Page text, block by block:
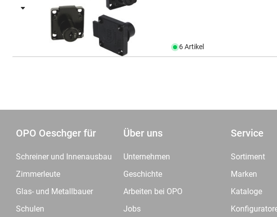
6 Artikel
OPO Oeschger für
Schreiner und Innenausbau
Zimmerleute
Glas- und Metallbauer
Schulen
Über uns
Unternehmen
Geschichte
Arbeiten bei OPO
Jobs
Service
Sortiment
Marken
Kataloge